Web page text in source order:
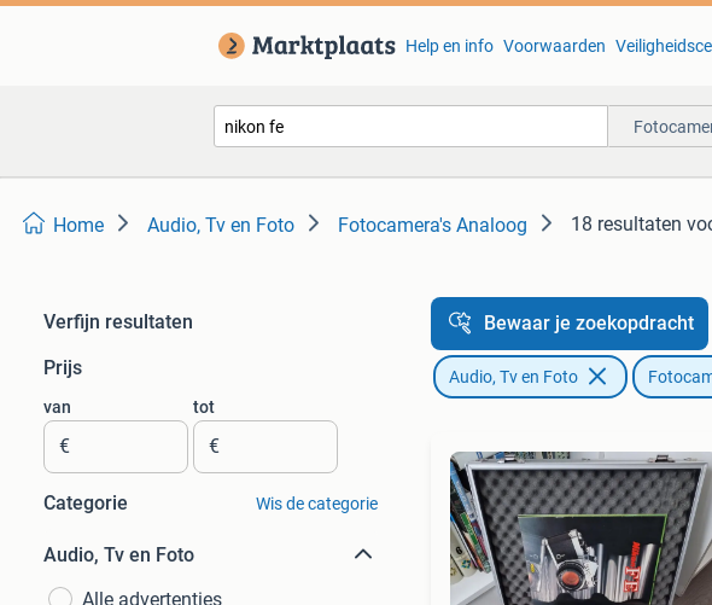
Help en info Voorwaarden
Home Audio, Tv en Foto Fotocamera's Analoog 18 resultaten
Verfijn resultaten
Prijs
van
€
tot
€
Categorie Wis de categorie
Audio, Tv en Foto
Alle advertenties
Bewaar je zoekopdracht
Audio, Tv en Foto